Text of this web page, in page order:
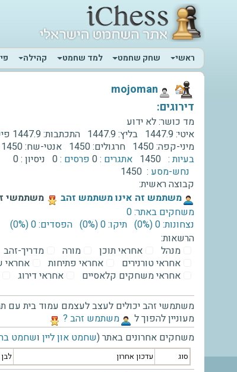
ראשי
שחק שחמט למד שחמט קהילה
‫mojoman‬
דירוגים:
מד כושר:לא ידוע
איטי:1447.9 בליץ:1447.9 התכתבות:1447.9
מיני-קפה:1450 חרגולים:1450 אנטי-שח:1450
בעיות : 1450 אתגרים :0 פרסים :0 ניסיון :0
נחש-מסע : 1450
קבוצה ראשית:
‫משתמש זה אינו משתמש זהב‬
משתמשי
משחקים באתר: 0
נצחונות: 0 ‫(0%)‬
תיקו: 0 ‫(0%)‬
הפסדים: 0 ‫(0%)‬
הרשאות:
מנהל
אחראי תוכן מורה
מדריך-זהב
אחראי טורנירים
אחראי פתיחות
אחראי
אחראי משחקים קלאסיים
אחראי דירוג
משתמשי זהב יכולים לעצב לעצמם עמוד בית עם
מעוניין להפוך ל
‫משתמש זהב ?‬
משחקים אחרונים באתר (שחמט און ליין ושחמט
סוג עדכון אחרון לבן